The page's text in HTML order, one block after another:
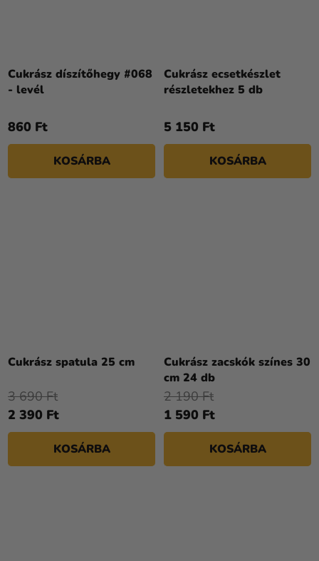
Cukrász díszítőhegy #068
- levél
860 Ft
KOSÁRBA
Cukrász ecsetkészlet
részletekhez 5 db
5 150 Ft
KOSÁRBA
Cukrász spatula 25 cm
2 390 Ft
3 690 Ft
KOSÁRBA
Cukrász zacskók színes 30
cm 24 db
1 590 Ft
2 190 Ft
KOSÁRBA